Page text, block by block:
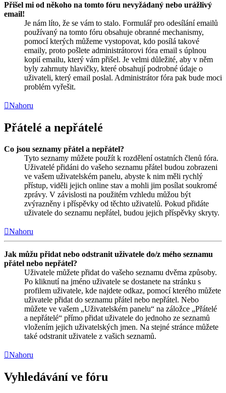
Přišel mi od někoho na tomto fóru nevyžádaný nebo urážlivý
email!
Je nám líto, že se vám to stalo. Formulář pro odesílání emailů
používaný na tomto fóru obsahuje obranné mechanismy,
pomocí kterých můžeme vystopovat, kdo posílá takové
emaily, proto pošlete administrátorovi fóra email s úplnou
kopií emailu, který vám přišel. Je velmi důležité, aby v něm
byly zahrnuty hlavičky, které obsahují podrobné údaje o
uživateli, který email poslal. Administrátor fóra pak bude moci
problém vyřešit.
Nahoru
Přátelé a nepřátelé
Co jsou seznamy přátel a nepřátel?
Tyto seznamy můžete použít k rozdělení ostatních členů fóra.
Uživatelé přidáni do vašeho seznamu přátel budou zobrazeni
ve vašem uživatelském panelu, abyste k nim měli rychlý
přístup, viděli jejich online stav a mohli jim posílat soukromé
zprávy. V závislosti na použitém vzhledu můžou být
zvýrazněny i příspěvky od těchto uživatelů. Pokud přidáte
uživatele do seznamu nepřátel, budou jejich příspěvky skryty.
Nahoru
Jak můžu přidat nebo odstranit uživatele do/z mého seznamu
přátel nebo nepřátel?
Uživatele můžete přidat do vašeho seznamu dvěma způsoby.
Po kliknutí na jméno uživatele se dostanete na stránku s
profilem uživatele, kde najdete odkaz, pomocí kterého můžete
uživatele přidat do seznamu přátel nebo nepřátel. Nebo
můžete ve vašem „Uživatelském panelu“ na záložce „Přátelé
a nepřátelé“ přímo přidat uživatele do jednoho ze seznamů
vložením jejich uživatelských jmen. Na stejné stránce můžete
také odstranit uživatele z vašich seznamů.
Nahoru
Vyhledávání ve fóru